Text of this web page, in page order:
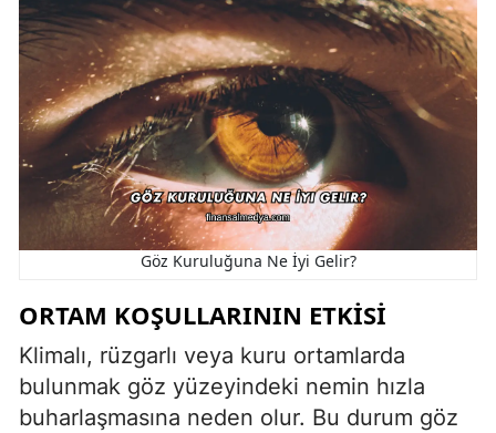
Göz Kuruluğuna Ne İyi Gelir?
ORTAM KOŞULLARININ ETKISI
Klimalı, rüzgarlı veya kuru ortamlarda
bulunmak göz yüzeyindeki nemin hızla
buharlaşmasına neden olur. Bu durum göz